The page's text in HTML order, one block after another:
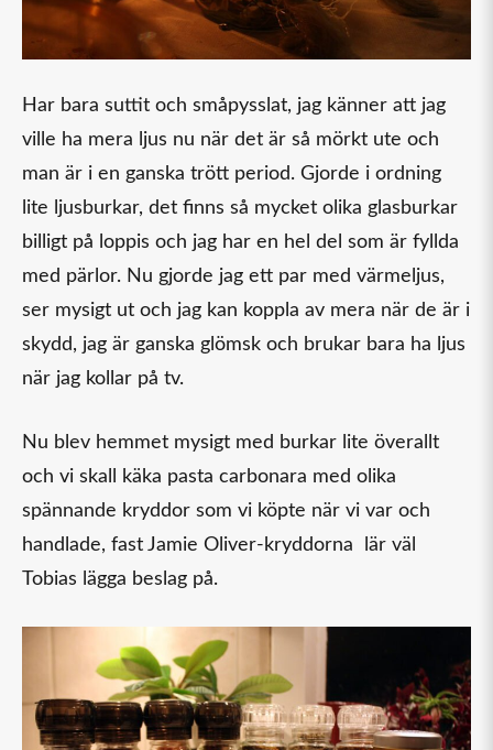
Har bara suttit och småpysslat, jag känner att jag
ville ha mera ljus nu när det är så mörkt ute och
man är i en ganska trött period. Gjorde i ordning
lite ljusburkar, det finns så mycket olika glasburkar
billigt på loppis och jag har en hel del som är fyllda
med pärlor. Nu gjorde jag ett par med värmeljus,
ser mysigt ut och jag kan koppla av mera när de är i
skydd, jag är ganska glömsk och brukar bara ha ljus
när jag kollar på tv.
Nu blev hemmet mysigt med burkar lite överallt
och vi skall käka pasta carbonara med olika
spännande kryddor som vi köpte när vi var och
handlade, fast Jamie Oliver-kryddorna lär väl
Tobias lägga beslag på.